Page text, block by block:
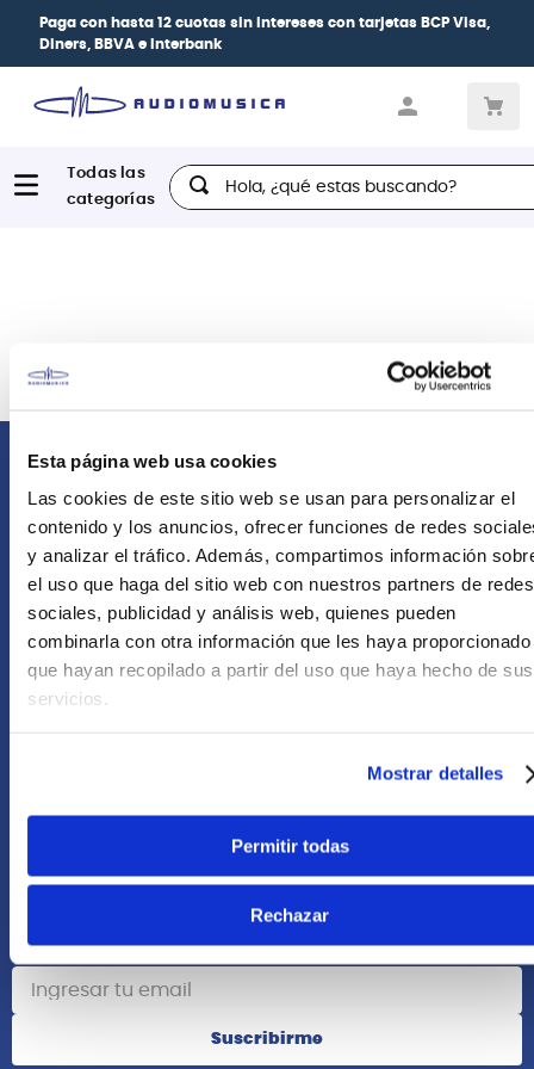
Esta página web usa cookies
Las cookies de este sitio web se usan para personalizar el
contenido y los anuncios, ofrecer funciones de redes
y analizar el tráfico. Además, compartimos información
el uso que haga del sitio web con nuestros partners de redes
sociales, publicidad y análisis web, quienes pueden
combinarla con otra información que les haya proporcionado
que hayan recopilado a partir del uso que haya hecho de sus
servicios.
Mostrar detalles
Permitir todas
Rechazar
Paga con hasta 12 cuotas sin intereses con tarjetas BCP Visa,
Diners, BBVA e Interbank
Hola, ¿qué estas buscando?
Atención Postventa
+51 958418476
+51 977624112
Acerca de Nosotros
Suscribete
Suscribirme